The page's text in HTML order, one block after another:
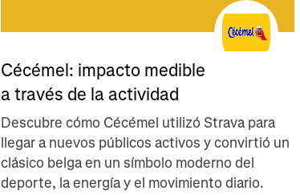
Cécémel: impacto medible
a través de la actividad
Descubre cómo Cécémel utilizó Strava para
llegar a nuevos públicos activos y convirtió un
clásico belga en un símbolo moderno del
deporte, la energía y el movimiento diario.